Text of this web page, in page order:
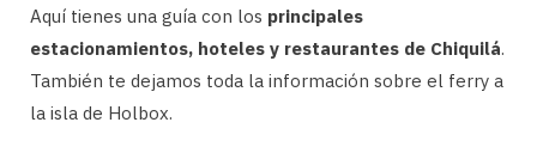
Aquí tienes una guía con los principales
estacionamientos, hoteles y restaurantes de Chiquilá.
También te dejamos toda la información sobre el ferry a
la isla de Holbox.